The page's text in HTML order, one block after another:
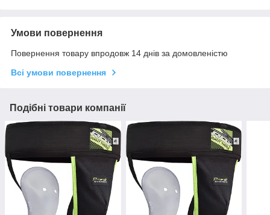
Умови повернення
Повернення товару впродовж 14 днів за домовленістю
Всі умови повернення
Подібні товари компанії